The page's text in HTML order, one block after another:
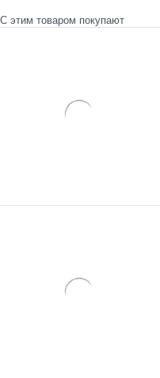
С этим товаром покупают